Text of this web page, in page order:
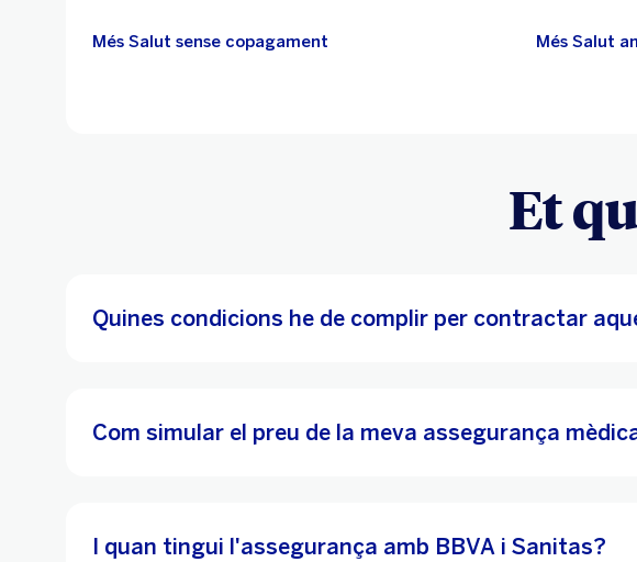
Més Salut sense copagament Més Salut
Et
Quines condicions he de complir per contractar
Com simular el preu de la meva assegurança
I quan tingui l'assegurança amb BBVA i Sanitas?